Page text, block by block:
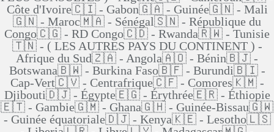
Côte d'Ivoire🇨🇮 - Gabon🇬🇦 - Guinée🇬🇳 - Mali
🇬🇳 - Maroc🇲🇦 - Sénégal🇸🇳 - République du
Congo🇨🇬 - RD Congo🇨🇩 - Rwanda🇷🇼 - Tunisie
🇹🇳 - ( LES AUTRES PAYS DU CONTINENT ) -
Afrique du Sud🇿🇦 - Angola🇦🇴 - Bénin🇧🇯 -
Botswana🇧🇼 - Burkina Faso🇧🇫 - Burundi🇧🇮 -
Cap-Vert🇨🇻 - Centrafrique🇨🇫 - Comores🇰🇲 -
Djibouti🇩🇯 - Égypte🇪🇬 - Érythrée🇪🇷 - Éthiopie
🇪🇹 - Gambie🇬🇲 - Ghana🇬🇭 - Guinée-Bissau🇬🇼
- Guinée équatoriale🇩🇯 - Kenya🇰🇪 - Lesotho🇱🇸